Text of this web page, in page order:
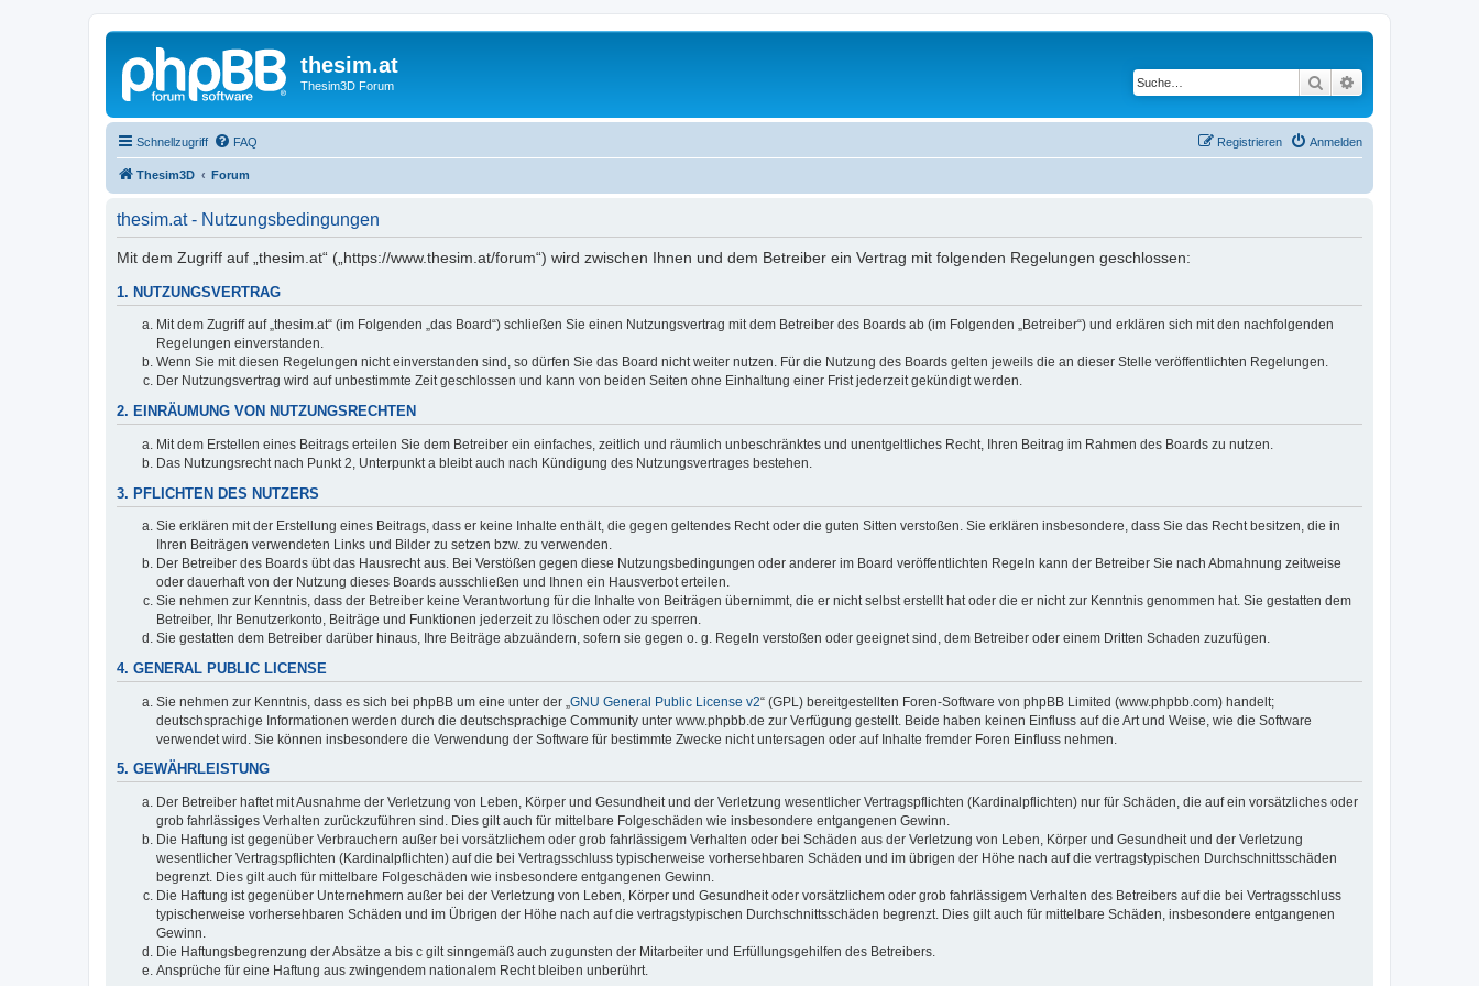
thesim.at
Thesim3D Forum Suche
Schnellzugriff FAQ Anmelden
Registrieren
Thesim3D Forum
thesim.at - Nutzungsbedingungen
Mit dem Zugriff auf „thesim.at“ („https://www.thesim.at/forum“) wird zwischen Ihnen und dem Betreiber ein Vertrag mit folgenden Regelungen geschlossen:
1. NUTZUNGSVERTRAG
Mit dem Zugriff auf „thesim.at“ (im Folgenden „das Board“) schließen Sie einen Nutzungsvertrag mit dem Betreiber des Boards ab (im Folgenden „Betreiber“) und erklären sich mit den nachfolgenden
Regelungen einverstanden.
Wenn Sie mit diesen Regelungen nicht einverstanden sind, so dürfen Sie das Board nicht weiter nutzen. Für die Nutzung des Boards gelten jeweils die an dieser Stelle veröffentlichten Regelungen.
Der Nutzungsvertrag wird auf unbestimmte Zeit geschlossen und kann von beiden Seiten ohne Einhaltung einer Frist jederzeit gekündigt werden.
2. EINRÄUMUNG VON NUTZUNGSRECHTEN
Mit dem Erstellen eines Beitrags erteilen Sie dem Betreiber ein einfaches, zeitlich und räumlich unbeschränktes und unentgeltliches Recht, Ihren Beitrag im Rahmen des Boards zu nutzen.
Das Nutzungsrecht nach Punkt 2, Unterpunkt a bleibt auch nach Kündigung des Nutzungsvertrages bestehen.
3. PFLICHTEN DES NUTZERS
Sie erklären mit der Erstellung eines Beitrags, dass er keine Inhalte enthält, die gegen geltendes Recht oder die guten Sitten verstoßen. Sie erklären insbesondere, dass Sie das Recht besitzen, die in
Ihren Beiträgen verwendeten Links und Bilder zu setzen bzw. zu verwenden.
Der Betreiber des Boards übt das Hausrecht aus. Bei Verstößen gegen diese Nutzungsbedingungen oder anderer im Board veröffentlichten Regeln kann der Betreiber Sie nach Abmahnung zeitweise
oder dauerhaft von der Nutzung dieses Boards ausschließen und Ihnen ein Hausverbot erteilen.
Sie nehmen zur Kenntnis, dass der Betreiber keine Verantwortung für die Inhalte von Beiträgen übernimmt, die er nicht selbst erstellt hat oder die er nicht zur Kenntnis genommen hat. Sie gestatten dem
Betreiber, Ihr Benutzerkonto, Beiträge und Funktionen jederzeit zu löschen oder zu sperren.
Sie gestatten dem Betreiber darüber hinaus, Ihre Beiträge abzuändern, sofern sie gegen o. g. Regeln verstoßen oder geeignet sind, dem Betreiber oder einem Dritten Schaden zuzufügen.
4. GENERAL PUBLIC LICENSE
Sie nehmen zur Kenntnis, dass es sich bei phpBB um eine unter der „ GNU General Public License v2“ (GPL) bereitgestellten Foren-Software von phpBB Limited (www.phpbb.com) handelt;
deutschsprachige Informationen werden durch die deutschsprachige Community unter www.phpbb.de zur Verfügung gestellt. Beide haben keinen Einfluss auf die Art und Weise, wie die Software
verwendet wird. Sie können insbesondere die Verwendung der Software für bestimmte Zwecke nicht untersagen oder auf Inhalte fremder Foren Einfluss nehmen.
5. GEWÄHRLEISTUNG
Der Betreiber haftet mit Ausnahme der Verletzung von Leben, Körper und Gesundheit und der Verletzung wesentlicher Vertragspflichten (Kardinalpflichten) nur für Schäden, die auf ein vorsätzliches oder
grob fahrlässiges Verhalten zurückzuführen sind. Dies gilt auch für mittelbare Folgeschäden wie insbesondere entgangenen Gewinn.
Die Haftung ist gegenüber Verbrauchern außer bei vorsätzlichem oder grob fahrlässigem Verhalten oder bei Schäden aus der Verletzung von Leben, Körper und Gesundheit und der Verletzung
wesentlicher Vertragspflichten (Kardinalpflichten) auf die bei Vertragsschluss typischerweise vorhersehbaren Schäden und im übrigen der Höhe nach auf die vertragstypischen Durchschnittsschäden
begrenzt. Dies gilt auch für mittelbare Folgeschäden wie insbesondere entgangenen Gewinn.
Die Haftung ist gegenüber Unternehmern außer bei der Verletzung von Leben, Körper und Gesundheit oder vorsätzlichem oder grob fahrlässigem Verhalten des Betreibers auf die bei Vertragsschluss
typischerweise vorhersehbaren Schäden und im Übrigen der Höhe nach auf die vertragstypischen Durchschnittsschäden begrenzt. Dies gilt auch für mittelbare Schäden, insbesondere entgangenen
Gewinn.
Die Haftungsbegrenzung der Absätze a bis c gilt sinngemäß auch zugunsten der Mitarbeiter und Erfüllungsgehilfen des Betreibers.
Ansprüche für eine Haftung aus zwingendem nationalem Recht bleiben unberührt.